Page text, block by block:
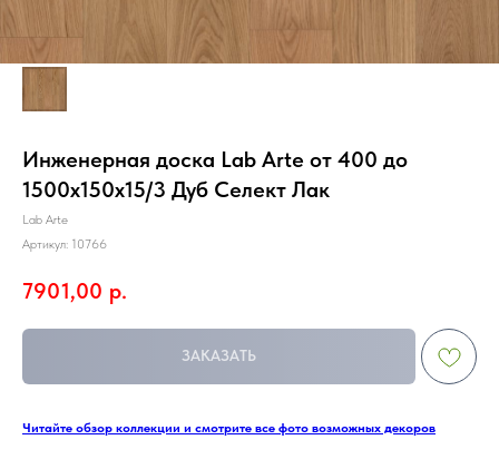
Инженерная доска Lab Arte от 400 до
1500х150х15/3 Дуб Селект Лак
Lab Arte
Артикул: 10766
7901,00 р.
ЗАКАЗАТЬ
Читайте обзор коллекции и смотрите все фото возможных декоров